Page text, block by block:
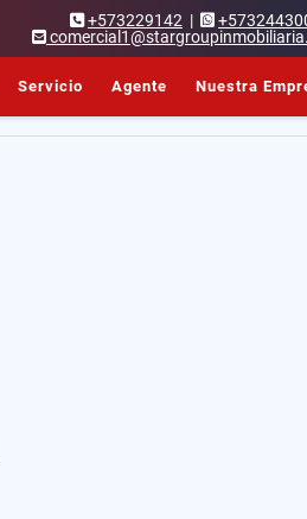
+573229142 |
Servicio Agente Nuestra